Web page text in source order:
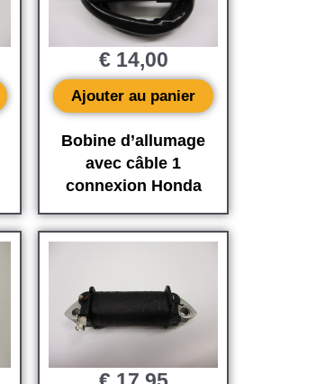
Bobine d’allumage
avec câble 1
connexion Honda
€14,00
Ajouter au panier